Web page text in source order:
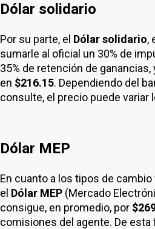
Dólar solidario
Por su parte, el Dólar solidario,
sumarle al oficial un 30% de
35% de retención de
en $216.15. Dependiendo del
consulte, el precio puede variar
Dólar MEP
En cuanto a los tipos de
el Dólar MEP (Mercado
consigue, en promedio, por
comisiones del agente. De esta